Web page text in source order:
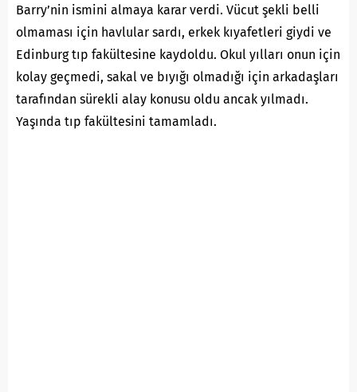
Barry’nin ismini almaya karar verdi. Vücut şekli belli
olmaması için havlular sardı, erkek kıyafetleri giydi ve
Edinburg tıp fakültesine kaydoldu. Okul yılları onun için
kolay geçmedi, sakal ve bıyığı olmadığı için arkadaşları
tarafından sürekli alay konusu oldu ancak yılmadı.
Yaşında tıp fakültesini tamamladı.